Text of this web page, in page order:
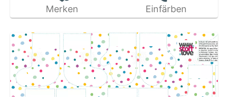
Merken Einfärben